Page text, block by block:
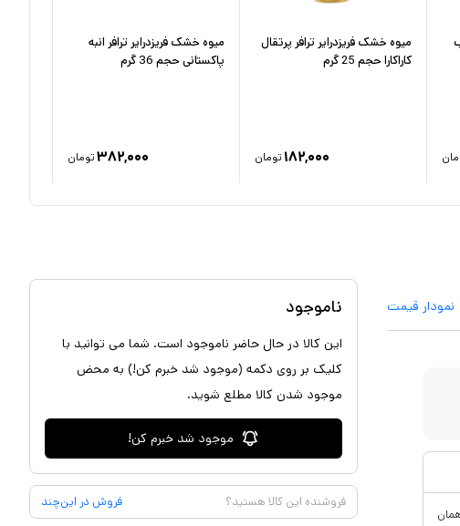
میوه خشک فریزدرایر ترافر پرتقال
کاراکارا حجم 25 گرم
۱۸۲,۰۰۰ تومان
میوه خشک فریزدرایر ترافر انبه
پاکستانی حجم 36 گرم
۳۸۲,۰۰۰تومان
نمودار قیمت ناموجود
این کالا در حال حاضر ناموجود است. شما می توانید با
کلیک بر روی دکمه (موجود شد خبرم کن!) به محض
موجود شدن کالا مطلع شوید.
موجود شد خبرم کن!
فروشنده این کالا هستید؟ فروش در این‌چند